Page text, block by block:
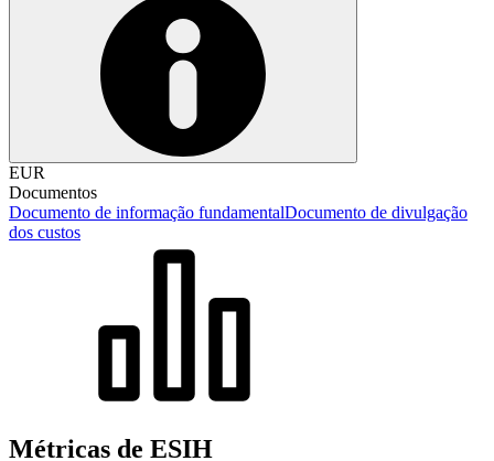
EUR
Documentos
Documento de informação fundamentalDocumento de divulgação
dos custos
Métricas de ESIH